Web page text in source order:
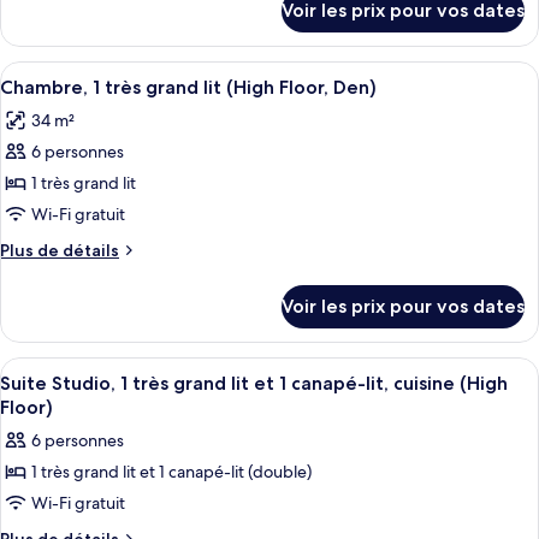
chambre
(High
Floor)
le
type
de
Suite,
(High
Floor)
Voir les prix pour vos dates
Afficher
toutes
les
photos
pour
ce
type
de
Chambre,
très
grand
lit
(High
Floor,
Den)
Une chambre d’hôtel avec un
4
Chambre, 1 très grand lit (High Floor, Den)
34 m²
6 personnes
1 très grand lit
Wi-Fi gratuit
Plus de détails
Plus
le
type
de
chambre
Chambre,
très
lit
(High
Voir les prix pour vos dates
Afficher
toutes
les
photos
pour
ce
Une chambre d’hôtel avec un lit, un
6
Suite Studio, 1 très grand lit et 1 canapé-lit, cuisine (High
Floor)
6 personnes
1 très grand lit et 1 canapé-lit (double)
Wi-Fi gratuit